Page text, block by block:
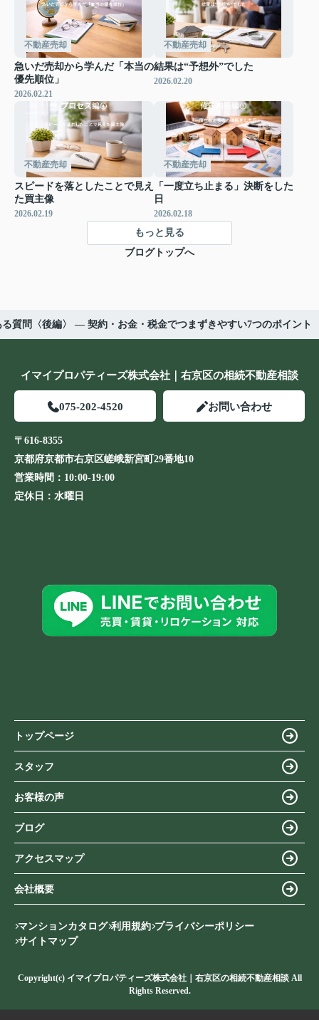
不動産売却
急いだ売却から学んだ「本当の
優先順位」
2026.02.21
不動産売却
結果は“予想外”でした
2026.02.20
不動産売却
スピードを落としたことで見え
た買主像
2026.02.19
不動産売却
「一度立ち止まる」決断をした
日
2026.02.18
もっと見る
ブログトップへ
質問〈後編〉 ― 契約・お金・税金でつまずきやすい7つのポイント
イマイプロパティーズ株式会社｜右京区の相続不動産相談
075-202-4520 お問い合わせ
〒616-8355
京都府京都市右京区嵯峨新宮町29番地10
営業時間： 10:00-19:00
定休日： 水曜日
トップページ
スタッフ
お客様の声
ブログ
アクセスマップ
会社概要
マンションカタログ 利用規約 プライバシーポリシー
サイトマップ
Copyright(c) イマイプロパティーズ株式会社｜右京区の相続不動産相談 All
Rights Reserved.